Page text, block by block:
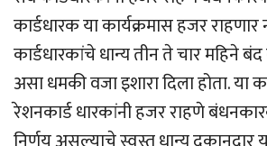
कार्डधारक या कार्यक्रमास हजर राहणार
कार्डधारकांचे धान्य तीन ते चार महिने
असा धमकी वजा इशारा दिला होता. या
रेशनकार्ड धारकांनी हजर राहणे